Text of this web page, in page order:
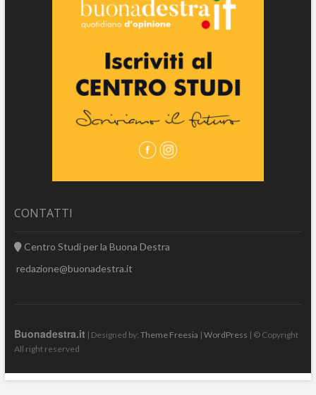
CONTATTI
Centro Studi per la Buona Destra
redazione@buonadestra.it
Buonadestra.it | Designed by: Theme Freesia | WordPress | © Copyright
All right reserved